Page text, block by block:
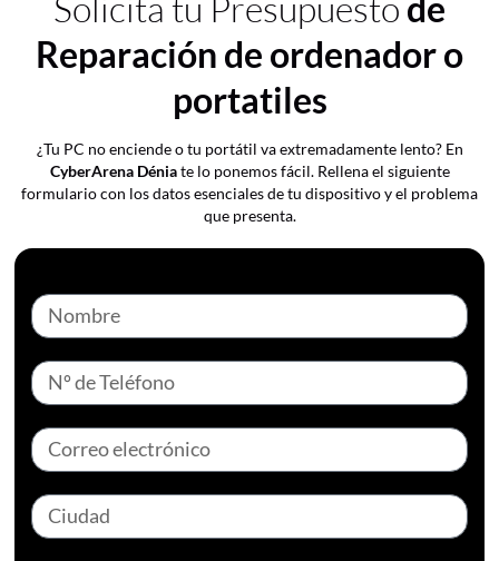
Reparación de ordenador o
portatiles
¿Tu PC no enciende o tu portátil va extremadamente lento? En
CyberArena Déniate lo ponemos fácil. Rellena el siguiente
formulario con los datos esenciales de tu dispositivo y el problema
que presenta.